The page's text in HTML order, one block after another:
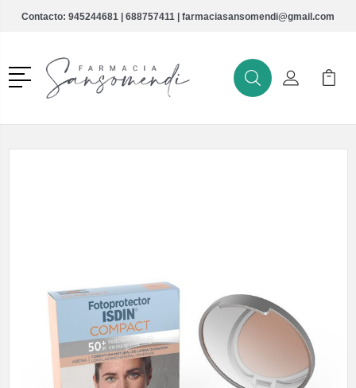
Contacto: 945244681 | 688757411 | farmaciasansomendi@gmail.com
Menú
BuscarMi Cuenta
Mi